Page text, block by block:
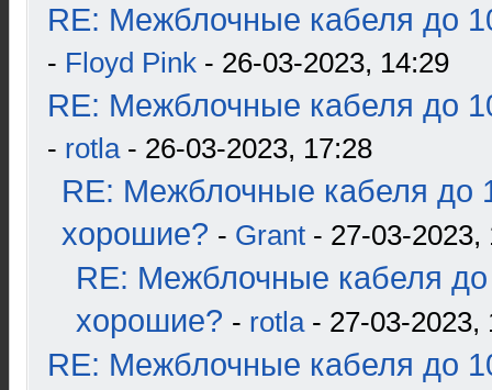
RE: Межблочные кабеля до
- Floyd Pink - 26-03-2023, 14:29
RE: Межблочные кабеля до
- rotla- 26-03-2023, 17:28
RE: Межблочные кабеля до
хорошие? - Grant - 27-03-2023,
RE: Межблочные кабеля до
хорошие? - rotla- 27-03-2023,
RE: Межблочные кабеля до